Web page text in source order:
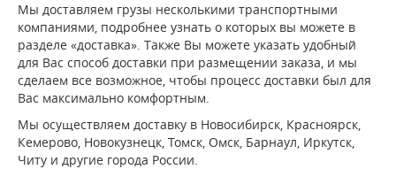
Мы доставляем грузы несколькими транспортными
компаниями, подробнее узнать о которых вы можете в
разделе «доставка». Также Вы можете указать удобный
для Вас способ доставки при размещении заказа, и мы
сделаем все возможное, чтобы процесс доставки был для
Вас максимально комфортным.
Мы осуществляем доставку в Новосибирск, Красноярск,
Кемерово, Новокузнецк, Томск, Омск, Барнаул, Иркутск,
Читу и другие города России.